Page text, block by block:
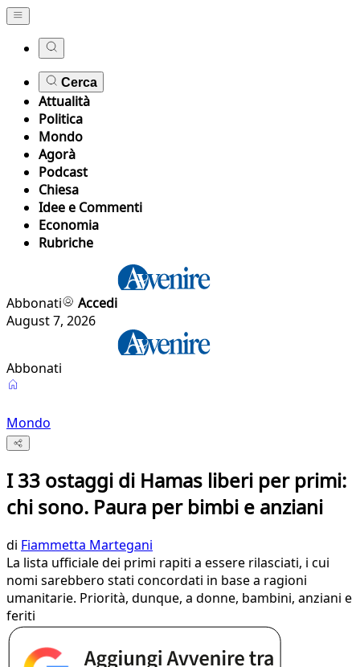
Cerca
Attualità
Politica
Mondo
Agorà
Podcast
Chiesa
Idee e Commenti
Economia
Rubriche
Abbonati
Accedi
August 7, 2026
Abbonati
Mondo
I 33 ostaggi di Hamas liberi per primi:
chi sono. Paura per bimbi e anziani
di Fiammetta Martegani
La lista ufficiale dei primi rapiti a essere rilasciati, i cui
nomi sarebbero stati concordati in base a ragioni
umanitarie. Priorità, dunque, a donne, bambini, anziani e
feriti